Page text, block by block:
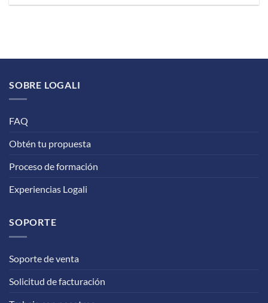
SOBRE LOGALI
FAQ
Obtén tu propuesta
Proceso de formación
Experiencias Logali
SOPORTE
Soporte de venta
Solicitud de facturación